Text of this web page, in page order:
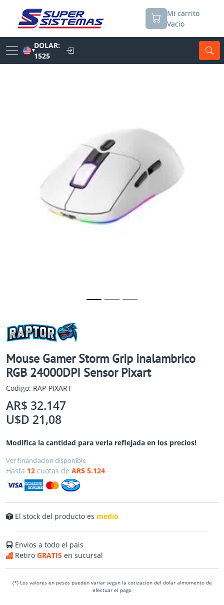
Mi carrito
Vacio
▼
DOLAR:
1525
Mouse Gamer Storm Grip inalambrico
RGB 24000DPI Sensor Pixart
Codigo: RAP-PIXART
AR$ 32.147
U$D 21,08
Modifica la cantidad para verla reflejada en los precios!
Ver financiacion disponible
Hasta 12 cuotas de AR$ 5.124
El stock del producto es medio
Envios a todo el pais
Retiro GRATIS en sucursal
(*) Los valores en pesos pueden variar segun la cotizacion del dolar almomento de
efectuar el pago